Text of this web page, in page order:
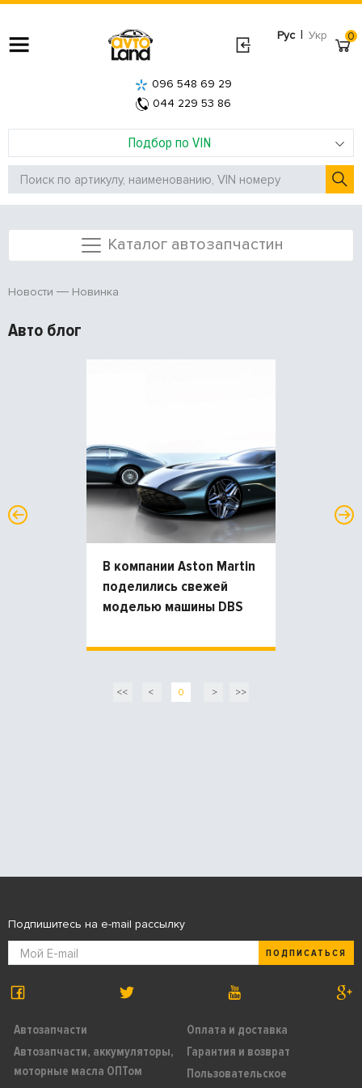
Рус | Укр
Подбор по VIN
096 548 69 29
044 229 53 86
0
Каталог автозапчастин
Новости Новинка
Авто блог
В компании Aston Martin
поделились свежей
моделью машины DBS
<< < 0 > >>
Автозапчасти
Автозапчасти, аккумуляторы,
моторные масла ОПТом
Оплата и доставка
Гарантия и возврат
Пользовательское
Подпишитесь на e-mail рассылку
ПОДПИСАТЬСЯ